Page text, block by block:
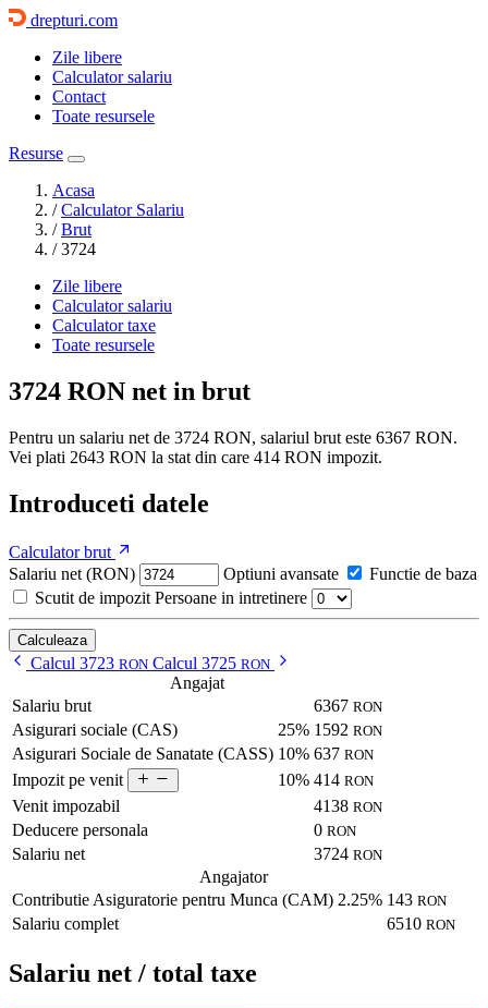
drepturi.com
Zile libere
Calculator salariu
Contact
Toate resursele
Resurse
Acasa
/ Calculator Salariu
/ Brut
/ 3724
Zile libere
Calculator salariu
Calculator taxe
Toate resursele
3724 RON net in brut
Pentru un salariu net de 3724 RON, salariul brut este 6367 RON.
Vei plati 2643 RON la stat din care 414 RON impozit.
Introduceti datele
Calculator brut
Salariu net (RON)
Optiuni avansate
Functie de baza
Scutit de impozit Persoane in intretinere
Calculeaza
Calcul 3723 RON Calcul 3725 RON
Angajat
Salariu brut
6367 RON
Asigurari sociale (CAS) 25% 1592 RON
Asigurari Sociale de Sanatate (CASS) 10% 637 RON
Impozit pe venit 10% 414 RON
Venit impozabil 4138 RON
Deducere personala 0 RON
Salariu net 3724 RON
Angajator
Contributie Asiguratorie pentru Munca (CAM) 2.25% 143 RON
Salariu complet 6510 RON
Salariu net / total taxe